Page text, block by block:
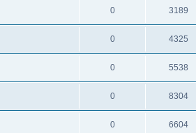
0 3189
0 4325
0 5538
0 8304
0 6604